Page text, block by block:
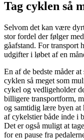
Tag cyklen så
Selvom det kan være
stor fordel der følger
gåafstand. For transport
udgifter i løbet af en
En af de bedste måder
cyklen så meget som
cykel og vedligeholder
billigere transportform,
og samtidig lære byen at
af cykelstier både inde i
Det er også muligt at
for en pause fra